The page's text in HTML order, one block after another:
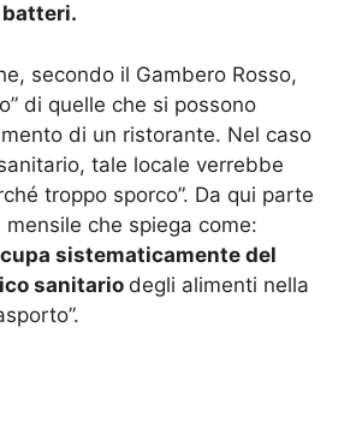
secondo il Gambero Rosso,
di quelle che si possono
di un ristorante. Nel caso
tale locale verrebbe
troppo sporco”. Da qui parte
che spiega come:
sistematicamente del
sanitario degli alimenti nella